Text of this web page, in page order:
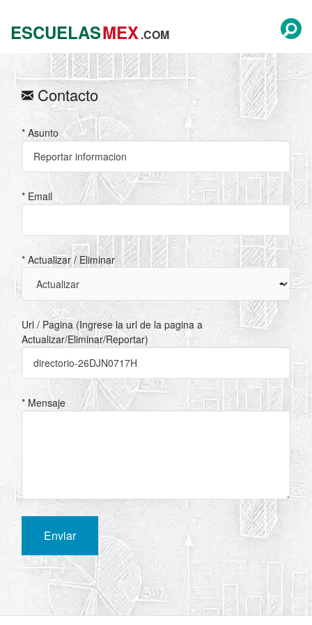
ESCUELASMEX.COM
Contacto
* Asunto
* Email
* Actualizar / Eliminar
Url / Pagina (Ingrese la url de la pagina a
Actualizar/Eliminar/Reportar)
* Mensaje
Enviar